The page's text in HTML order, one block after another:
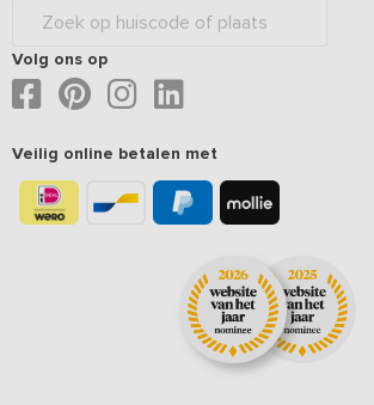
Volg ons op
Veilig online betalen met